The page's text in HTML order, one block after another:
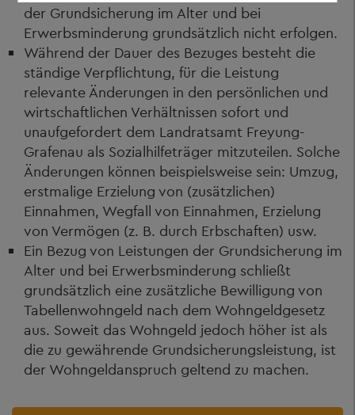
der Grundsicherung im Alter und bei
Erwerbsminderung grundsätzlich nicht erfolgen.
Während der Dauer des Bezuges besteht die
ständige Verpflichtung, für die Leistung
relevante Änderungen in den persönlichen und
wirtschaftlichen Verhältnissen sofort und
unaufgefordert dem Landratsamt Freyung-
Grafenau als Sozialhilfeträger mitzuteilen. Solche
Änderungen können beispielsweise sein: Umzug,
erstmalige Erzielung von (zusätzlichen)
Einnahmen, Wegfall von Einnahmen, Erzielung
von Vermögen (z. B. durch Erbschaften) usw.
Ein Bezug von Leistungen der Grundsicherung im
Alter und bei Erwerbsminderung schließt
grundsätzlich eine zusätzliche Bewilligung von
Tabellenwohngeld nach dem Wohngeldgesetz
aus. Soweit das Wohngeld jedoch höher ist als
die zu gewährende Grundsicherungsleistung, ist
der Wohngeldanspruch geltend zu machen.